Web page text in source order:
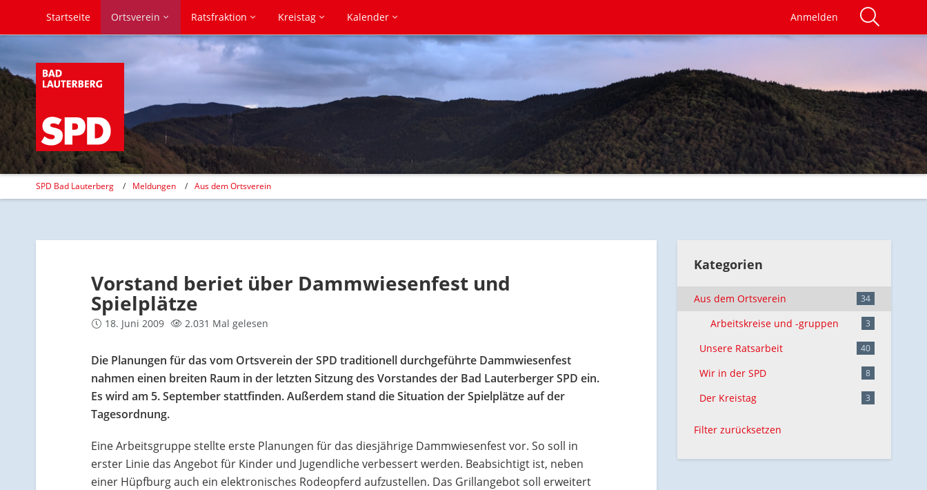
Startseite Ortsverein Ratsfraktion Kreistag Kalender Anmelden
SPD Bad Lauterberg Meldungen Aus dem Ortsverein
Vorstand beriet über Dammwiesenfest und
Spielplätze
18. Juni 2009 2.031 Mal gelesen
Die Planungen für das vom Ortsverein der SPD traditionell durchgeführte Dammwiesenfest
nahmen einen breiten Raum in der letzten Sitzung des Vorstandes der Bad Lauterberger SPD ein.
Es wird am 5. September stattfinden. Außerdem stand die Situation der Spielplätze auf der
Tagesordnung.
Eine Arbeitsgruppe stellte erste Planungen für das diesjährige Dammwiesenfest vor. So soll in
erster Linie das Angebot für Kinder und Jugendliche verbessert werden. Beabsichtigt ist, neben
einer Hüpfburg auch ein elektronisches Rodeopferd aufzustellen. Das Grillangebot soll erweitert
Kategorien
Aus dem Ortsverein 34
Arbeitskreise und -gruppen 3
Unsere Ratsarbeit 40
Wir in der SPD 8
Der Kreistag 3
Filter zurücksetzen